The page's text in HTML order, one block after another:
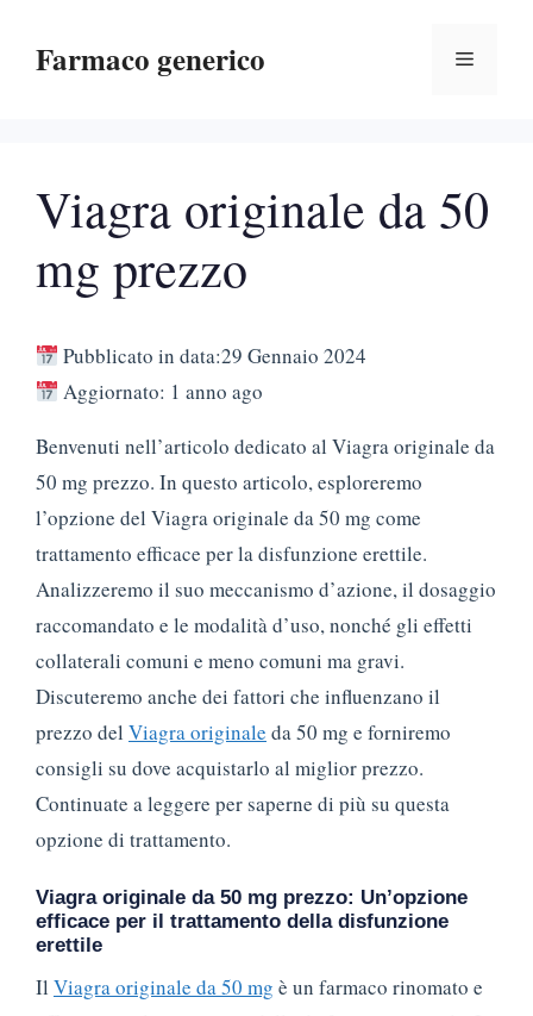
Farmaco generico Menu
Viagra originale da 50
mg prezzo
Pubblicato in data:29 Gennaio 2024
Aggiornato: 1 anno ago
Benvenuti nell’articolo dedicato al Viagra originale da
50 mg prezzo. In questo articolo, esploreremo
l’opzione del Viagra originale da 50 mg come
trattamento efficace per la disfunzione erettile.
Analizzeremo il suo meccanismo d’azione, il dosaggio
raccomandato e le modalità d’uso, nonché gli effetti
collaterali comuni e meno comuni ma gravi.
Discuteremo anche dei fattori che influenzano il
prezzo del Viagra originale da 50 mg e forniremo
consigli su dove acquistarlo al miglior prezzo.
Continuate a leggere per saperne di più su questa
opzione di trattamento.
Viagra originale da 50 mg prezzo: Un’opzione
efficace per il trattamento della disfunzione
erettile
Il Viagra originale da 50 mg è un farmaco rinomato e